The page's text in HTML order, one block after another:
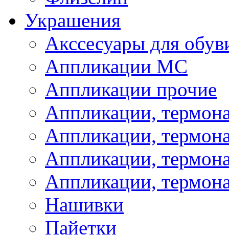
Украшения
Акссесуары для
Аппликации МС
Аппликации прочие
Аппликации,
Аппликации,
Аппликации,
Аппликации,
Нашивки
Пайетки